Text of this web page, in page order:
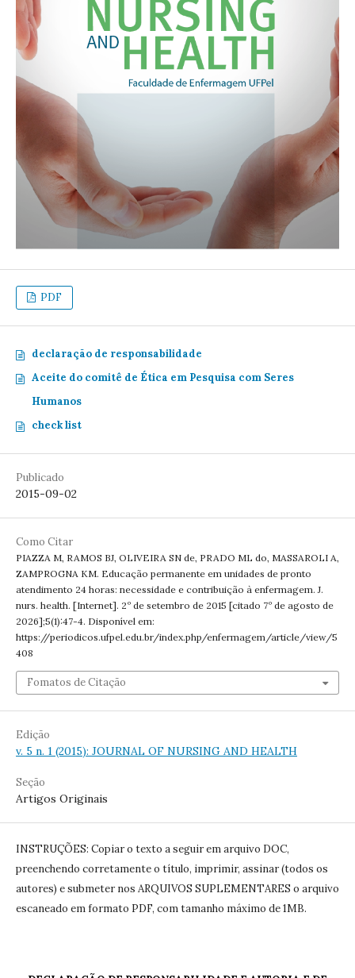
PDF
declaração de responsabilidade
Aceite do comitê de Ética em Pesquisa com Seres
Humanos
check list
Publicado
2015-09-02
Como Citar
PIAZZA M, RAMOS BJ, OLIVEIRA SN de, PRADO ML do, MASSAROLI A,
ZAMPROGNA KM. Educação permanente em unidades de pronto
atendimento 24 horas: necessidade e contribuição à enfermagem. J.
nurs. health. [Internet]. 2º de setembro de 2015 [citado 7º de agosto de
2026];5(1):47-4. Disponível em:
https://periodicos.ufpel.edu.br/index.php/enfermagem/article/view/5
408
Fomatos de Citação
Edição
v. 5 n. 1 (2015): JOURNAL OF NURSING AND HEALTH
Seção
Artigos Originais
INSTRUÇÕES: Copiar o texto a seguir em arquivo DOC,
preenchendo corretamente o título, imprimir, assinar (todos os
autores) e submeter nos ARQUIVOS SUPLEMENTARES o arquivo
escaneado em formato PDF, com tamanho máximo de 1MB.